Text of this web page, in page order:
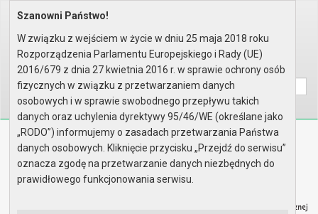
Home Organy Rada Miejska
Plan pracy na 2012 r.
Wyszukaj na stronie:
AAA
Biuletyn Informacji Publicznej
Urząd Miasta i Gminy w Gryfinie
Szanowni Państwo!
W związku z wejściem w życie w dniu 25 maja 2018 roku
Rozporządzenia Parlamentu Europejskiego i Rady (UE)
2016/679 z dnia 27 kwietnia 2016 r. w sprawie ochrony osób
fizycznych w związku z przetwarzaniem danych
osobowych i w sprawie swobodnego przepływu takich
danych oraz uchylenia dyrektywy 95/46/WE (określane jako
„RODO”) informujemy o zasadach przetwarzania Państwa
danych osobowych. Kliknięcie przycisku „Przejdź do serwisu”
oznacza zgodę na przetwarzanie danych niezbędnych do
prawidłowego funkcjonowania serwisu.